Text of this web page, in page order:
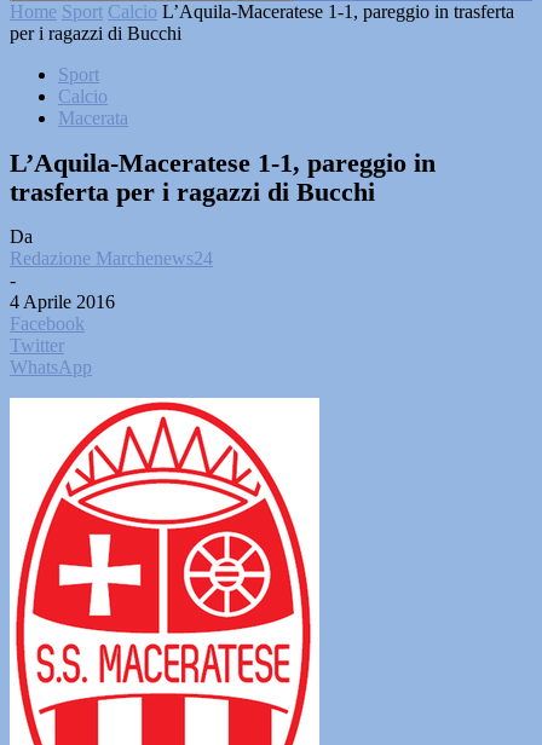
Home Sport Calcio L’Aquila-Maceratese 1-1, pareggio in trasferta
per i ragazzi di Bucchi
Sport
Calcio
Macerata
L’Aquila-Maceratese 1-1, pareggio in
trasferta per i ragazzi di Bucchi
Da
Redazione Marchenews24
-
4 Aprile 2016
Facebook
Twitter
WhatsApp